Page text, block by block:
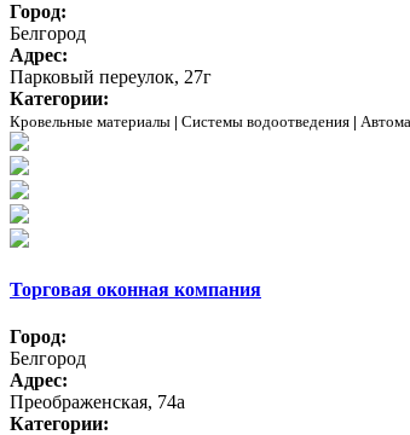
Город:
Белгород
Адрес:
Парковый переулок, 27г
Категории:
Кровельные материалы | Системы водоотведения |
Торговая оконная компания
Город:
Белгород
Адрес:
Преображенская, 74а
Категории: